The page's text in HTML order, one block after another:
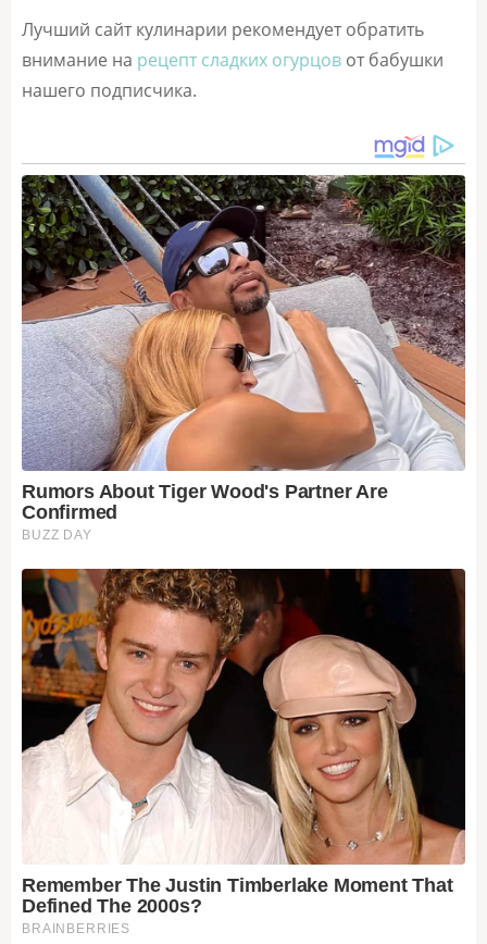
Лучший сайт кулинарии рекомендует обратить
внимание на рецепт сладких огурцов от бабушки
нашего подписчика.